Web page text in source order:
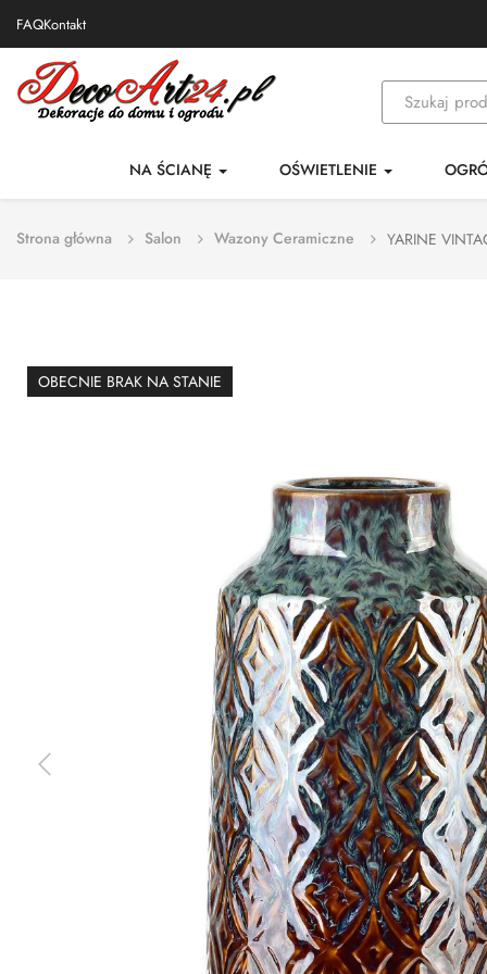
FAQKontakt
NA ŚCIANĘ OŚWIETLENIE
Strona główna Salon Wazony Ceramiczne YARINE
OBECNIE BRAK NA STANIE